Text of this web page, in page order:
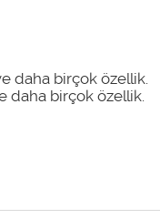
daha birçok özellik.
daha birçok özellik.